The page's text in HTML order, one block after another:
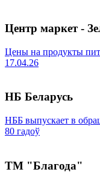
Центр маркет -
Цены на продукты
17.04.26
НБ Беларусь
НББ выпускает в
80 гадоў
ТМ "Благода"